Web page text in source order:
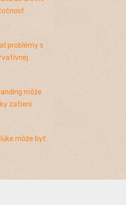
problémy s
môže
zatieni
môže byť